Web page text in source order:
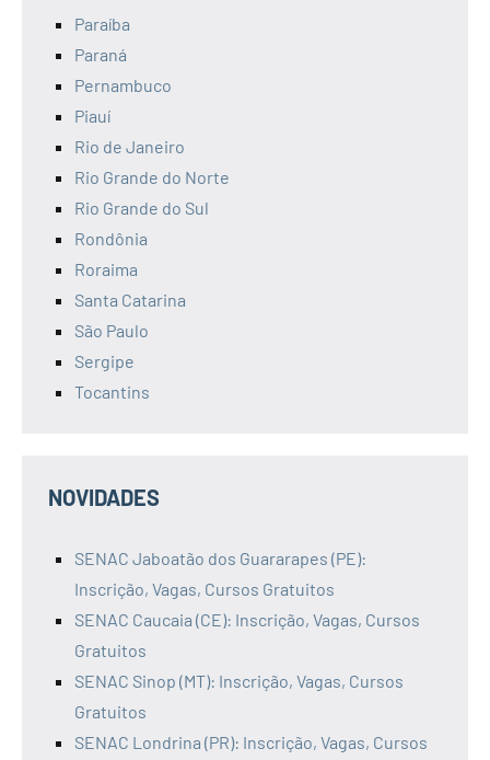
Paraíba
Paraná
Pernambuco
Piauí
Rio de Janeiro
Rio Grande do Norte
Rio Grande do Sul
Rondônia
Roraima
Santa Catarina
São Paulo
Sergipe
Tocantins
NOVIDADES
SENAC Jaboatão dos Guararapes (PE):
Inscrição, Vagas, Cursos Gratuitos
SENAC Caucaia (CE): Inscrição, Vagas, Cursos
Gratuitos
SENAC Sinop (MT): Inscrição, Vagas, Cursos
Gratuitos
SENAC Londrina (PR): Inscrição, Vagas, Cursos